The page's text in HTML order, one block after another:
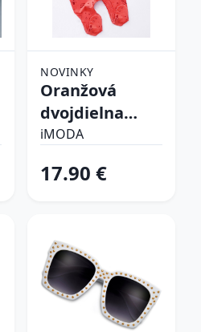
NOVINKY
Oranžová
dvojdielna
bavlnená
iMODA
17.90 €